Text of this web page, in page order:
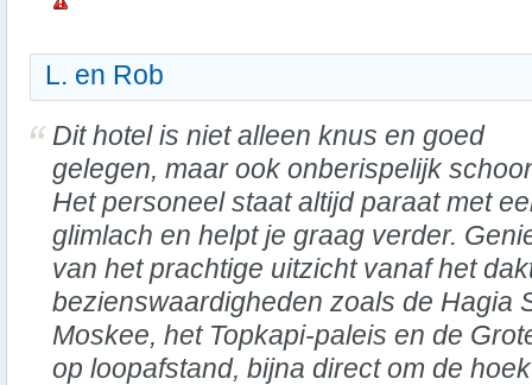
L. en Rob
Dit hotel is niet alleen knus en goed
gelegen, maar ook onberispelijk
Het personeel staat altijd paraat met
glimlach en helpt je graag verder.
van het prachtige uitzicht vanaf het
bezienswaardigheden zoals de Hagia
Moskee, het Topkapi-paleis en de
op loopafstand, bijna direct om de